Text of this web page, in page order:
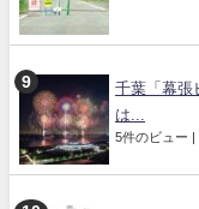
千葉「幕張
は...
5件のビュー